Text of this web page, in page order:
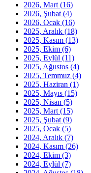
2026, Mart (16)
2026, Şubat (4)
2026, Ocak (16)
2025, Aralık (18)
2025, Kasım (13)
2025, Ekim (6)
2025, Eylül (11)
2025, Ağustos (4)
2025, Temmuz (4)
2025, Haziran (1)
2025, Mayıs (15)
2025, Nisan (5)
2025, Mart (15)
2025, Şubat (9)
2025, Ocak (5)
2024, Aralık (7)
2024, Kasım (26)
2024, Ekim (3)
2024, Eylül (7)